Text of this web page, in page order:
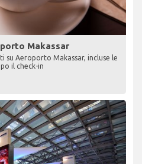
Makassar
Aeroporto Makassar, incluse le
il check-in